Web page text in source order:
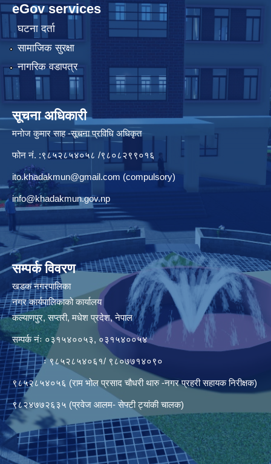
eGov services
घटना दर्ता
सामाजिक सुरक्षा
नागरिक वडापत्र
सूचना अधिकारी
मनाेज कुमार साह -सूचना प्रविधि अधिकृत
फोन नं. :९८५२८५४०५८ /९८०८२९९०१६
ito.khadakmun@gmail.com (compulsory)
info@khadakmun.gov.np
सम्पर्क विवरण
खडक नगरपालिका
नगर कार्यपालिकाको कार्यालय
कल्याणपुर, सप्तरी, मधेश प्रदेश, नेपाल
सम्पर्क नंः ०३१५४००५३, ०३१५४००५४
ः ९८५२८५४०६१/ ९८०७७१४०९०
९८५२८५४०५६ (राम भोल प्रसाद चौधरी थारु -नगर प्रहरी सहायक निरीक्षक)
९८२४७७२६३५ (प्रवेज आलम- सेफ्टी ट्यांकी चालक)